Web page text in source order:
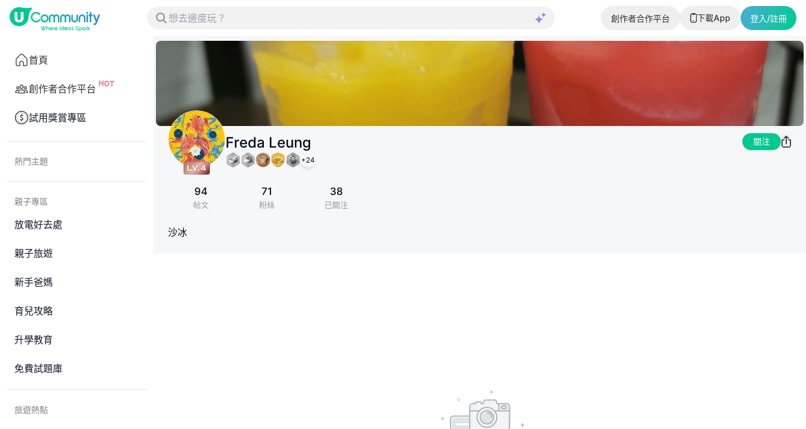
創作者合作平台 下載App 登入/註冊
首頁
創作者合作平台
試用獎賞專區
熱門主題
親子專區
放電好去處
親子旅遊
新手爸媽
育兒攻略
升學教育
免費試題庫
旅遊熱點
Freda Leung
+24
關注
94
帖文
71
粉絲
38
已關注
沙冰